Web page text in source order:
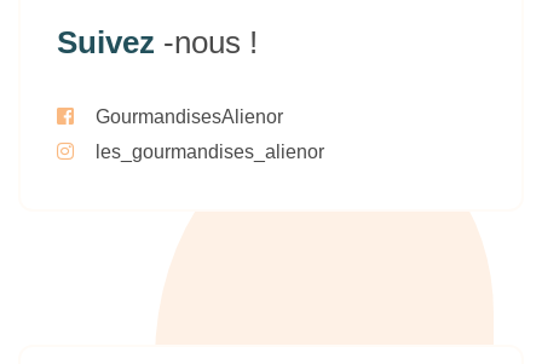
Suivez -nous !
GourmandisesAlienor
les_gourmandises_alienor